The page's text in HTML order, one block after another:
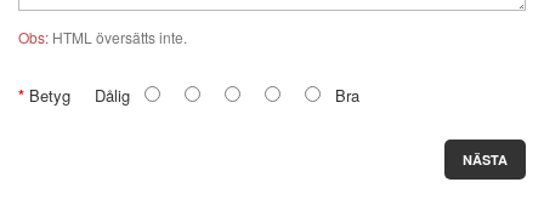
Obs: HTML översätts inte.
Betyg Dålig Bra
NÄSTA